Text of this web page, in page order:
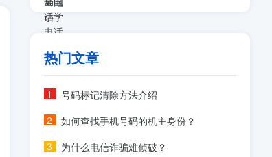
热门文章
号码标记清除方法介绍
如何查找手机号码的机主身份？
为什么电信诈骗难侦破？